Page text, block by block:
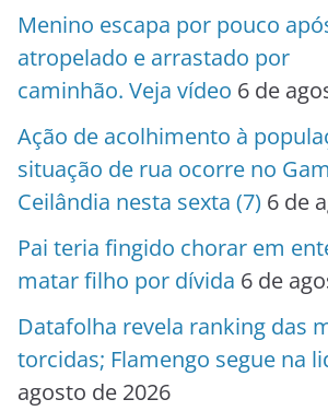
Menino escapa por pouco
atropelado e arrastado por
caminhão. Veja vídeo 6 de
Ação de acolhimento à
situação de rua ocorre no
Ceilândia nesta sexta (7) 6 de
Pai teria fingido chorar em
matar filho por dívida 6 de
Datafolha revela ranking das
torcidas; Flamengo segue na
agosto de 2026